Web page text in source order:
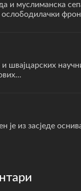
и муслиманска
ослободилачки
и швајцарских
је из засједе